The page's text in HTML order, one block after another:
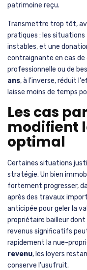
patrimoine reçu.
Transmettre trop tôt,
pratiques : les
instables, et une
contraignante en cas de
professionnelle ou de
ans, à l'inverse, réduit
laisse moins de temps
Les cas
modifient
optimal
Certaines situations
stratégie. Un bien
fortement progresser,
après des travaux
anticipée pour geler la
propriétaire bailleur
revenus significatifs
rapidement la nue-
revenu, les loyers
conserve l'usufruit.